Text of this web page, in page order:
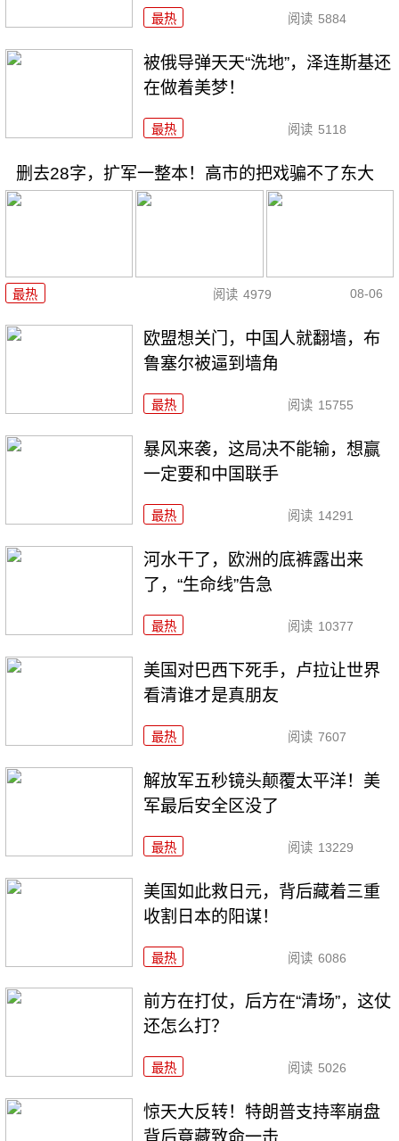
最热 阅读 5884
被俄导弹天天“洗地”，泽连斯基还
在做着美梦！
最热 阅读 5118
删去28字，扩军一整本！高市的把戏骗不了东大
最热 阅读 4979 08-06
欧盟想关门，中国人就翻墙，布
鲁塞尔被逼到墙角
最热 阅读 15755
暴风来袭，这局决不能输，想赢
一定要和中国联手
最热 阅读 14291
河水干了，欧洲的底裤露出来
了，“生命线”告急
最热 阅读 10377
美国对巴西下死手，卢拉让世界
看清谁才是真朋友
最热 阅读 7607
解放军五秒镜头颠覆太平洋！美
军最后安全区没了
最热 阅读 13229
美国如此救日元，背后藏着三重
收割日本的阳谋！
最热 阅读 6086
前方在打仗，后方在“清场”，这仗
还怎么打？
最热 阅读 5026
惊天大反转！特朗普支持率崩盘
背后竟藏致命一击